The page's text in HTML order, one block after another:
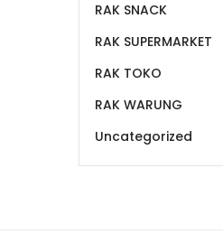
RAK SNACK
RAK SUPERMARKET
RAK TOKO
RAK WARUNG
Uncategorized